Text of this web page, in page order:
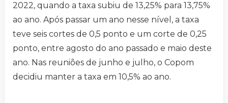
2022, quando a taxa subiu de 13,25% para 13,75%
ao ano. Após passar um ano nesse nível, a taxa
teve seis cortes de 0,5 ponto e um corte de 0,25
ponto, entre agosto do ano passado e maio deste
ano. Nas reuniões de junho e julho, o Copom
decidiu manter a taxa em 10,5% ao ano.